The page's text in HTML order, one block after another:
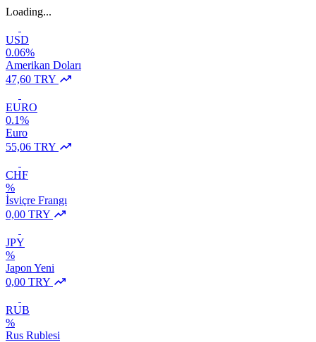
Loading...
USD
0.06%
Amerikan Doları
47,60 TRY
EURO
0.1%
Euro
55,06 TRY
CHF
%
İsviçre Frangı
0,00 TRY
JPY
%
Japon Yeni
0,00 TRY
RUB
%
Rus Rublesi